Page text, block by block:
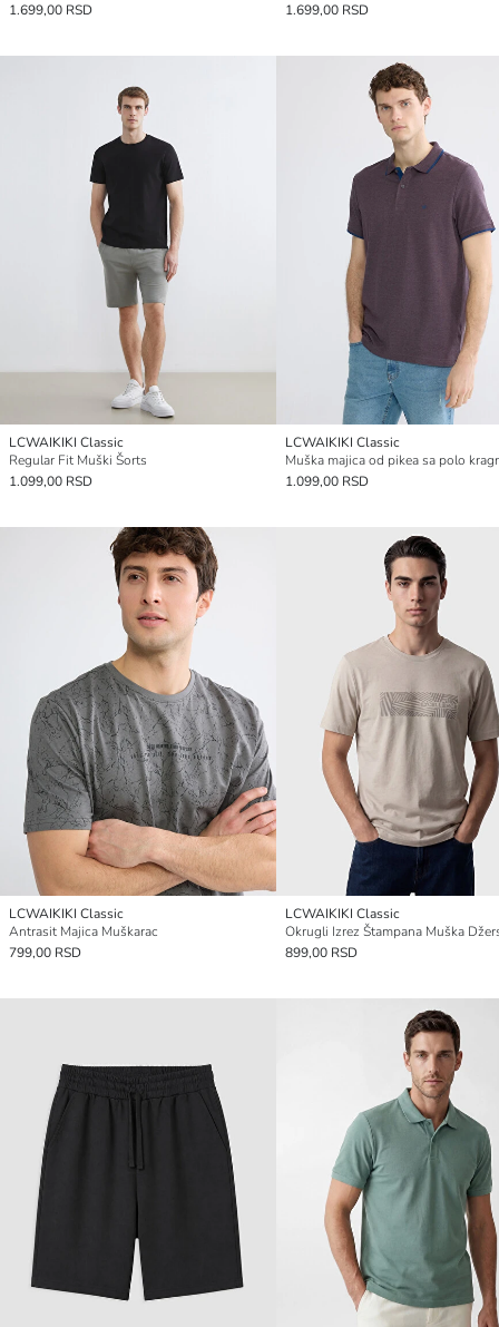
1.699,00 RSD
1.699,00 RSD
LCWAIKIKI Classic
Regular Fit Muški Šorts
1.099,00 RSD
LCWAIKIKI Classic
Muška majica od pikea sa polo
1.099,00 RSD
LCWAIKIKI Classic
Antrasit Majica Muškarac
799,00 RSD
LCWAIKIKI Classic
899,00 RSD